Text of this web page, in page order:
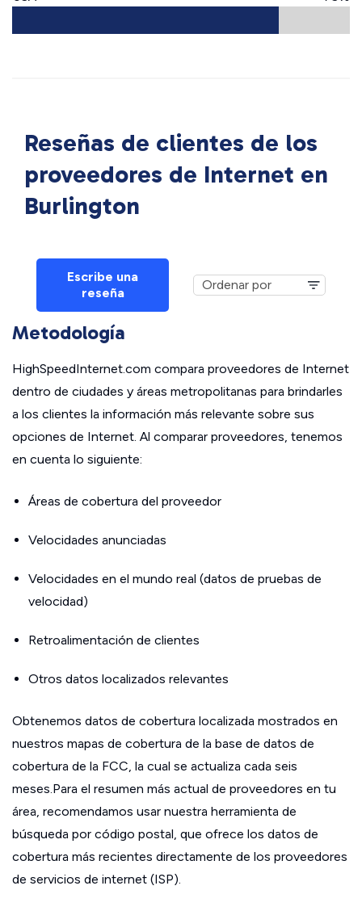
Reseñas de clientes de los
proveedores de Internet en
Burlington
Escribe una
reseña
Metodología
HighSpeedInternet.com compara proveedores de Internet
dentro de ciudades y áreas metropolitanas para brindarles
a los clientes la información más relevante sobre sus
opciones de Internet. Al comparar proveedores, tenemos
en cuenta lo siguiente:
Áreas de cobertura del proveedor
Velocidades anunciadas
Velocidades en el mundo real (datos de pruebas de
velocidad)
Retroalimentación de clientes
Otros datos localizados relevantes
Obtenemos datos de cobertura localizada mostrados en
nuestros mapas de cobertura de la base de datos de
cobertura de la FCC, la cual se actualiza cada seis
meses.Para el resumen más actual de proveedores en tu
área, recomendamos usar nuestra herramienta de
búsqueda por código postal, que ofrece los datos de
cobertura más recientes directamente de los proveedores
de servicios de internet (ISP).